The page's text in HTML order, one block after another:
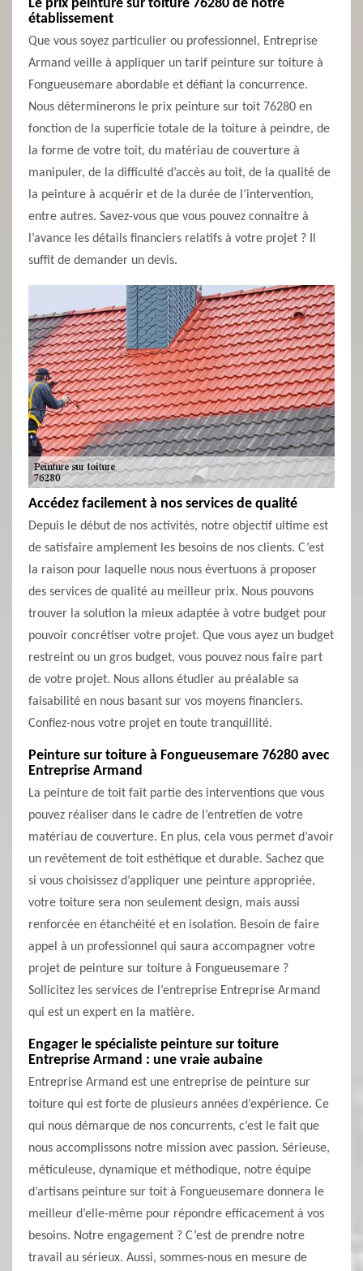
Le prix peinture sur toiture 76280 de notre
établissement
Que vous soyez particulier ou professionnel, Entreprise
Armand veille à appliquer un tarif peinture sur toiture à
Fongueusemare abordable et défiant la concurrence.
Nous déterminerons le prix peinture sur toit 76280 en
fonction de la superficie totale de la toiture à peindre, de
la forme de votre toit, du matériau de couverture à
manipuler, de la difficulté d’accès au toit, de la qualité de
la peinture à acquérir et de la durée de l’intervention,
entre autres. Savez-vous que vous pouvez connaitre à
l’avance les détails financiers relatifs à votre projet ? Il
suffit de demander un devis.
Accédez facilement à nos services de qualité
Depuis le début de nos activités, notre objectif ultime est
de satisfaire amplement les besoins de nos clients. C’est
la raison pour laquelle nous nous évertuons à proposer
des services de qualité au meilleur prix. Nous pouvons
trouver la solution la mieux adaptée à votre budget pour
pouvoir concrétiser votre projet. Que vous ayez un budget
restreint ou un gros budget, vous pouvez nous faire part
de votre projet. Nous allons étudier au préalable sa
faisabilité en nous basant sur vos moyens financiers.
Confiez-nous votre projet en toute tranquillité.
Peinture sur toiture à Fongueusemare 76280 avec
Entreprise Armand
La peinture de toit fait partie des interventions que vous
pouvez réaliser dans le cadre de l’entretien de votre
matériau de couverture. En plus, cela vous permet d’avoir
un revêtement de toit esthétique et durable. Sachez que
si vous choisissez d’appliquer une peinture appropriée,
votre toiture sera non seulement design, mais aussi
renforcée en étanchéité et en isolation. Besoin de faire
appel à un professionnel qui saura accompagner votre
projet de peinture sur toiture à Fongueusemare ?
Sollicitez les services de l’entreprise Entreprise Armand
qui est un expert en la matière.
Engager le spécialiste peinture sur toiture
Entreprise Armand : une vraie aubaine
Entreprise Armand est une entreprise de peinture sur
toiture qui est forte de plusieurs années d’expérience. Ce
qui nous démarque de nos concurrents, c’est le fait que
nous accomplissons notre mission avec passion. Sérieuse,
méticuleuse, dynamique et méthodique, notre équipe
d’artisans peinture sur toit à Fongueusemare donnera le
meilleur d’elle-même pour répondre efficacement à vos
besoins. Notre engagement ? C’est de prendre notre
travail au sérieux. Aussi, sommes-nous en mesure de